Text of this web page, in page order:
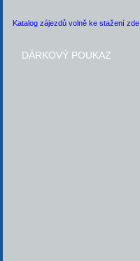
Katalog zájezdů volně ke stažení zde.
DÁRKOVÝ POUKAZ